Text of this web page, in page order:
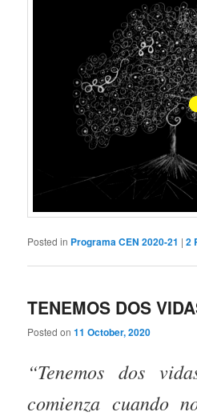
Posted in Programa CEN 2020-21 |2
TENEMOS DOS
Posted on11 October, 2020
“Tenemos dos
comienza cuando